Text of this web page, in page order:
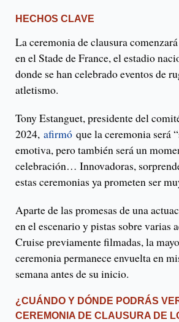
HECHOS CLAVE
La ceremonia de clausura
en el Stade de France, el estadio
donde se han celebrado eventos de
atletismo.
Tony Estanguet, presidente del
2024, afirmó que la ceremonia será
emotiva, pero también será un
celebración… Innovadoras,
estas ceremonias ya prometen ser
Aparte de las promesas de una
en el escenario y pistas sobre varias
Cruise previamente filmadas, la
ceremonia permanece envuelta en
semana antes de su inicio.
¿CUÁNDO Y DÓNDE PODRÁS
CEREMONIA DE CLAUSURA DE